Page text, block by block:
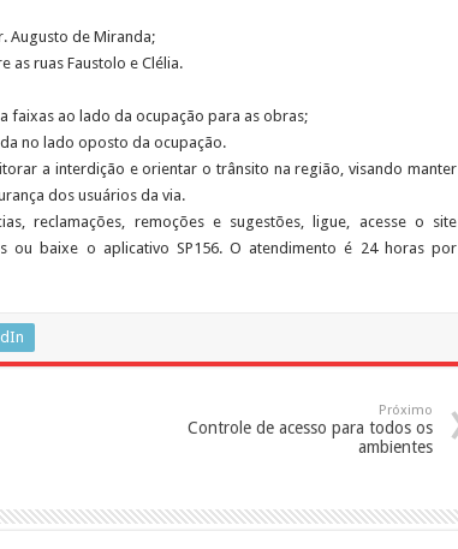
Augusto de Miranda;
as ruas Faustolo e Clélia.
faixas ao lado da ocupação para as obras;
no lado oposto da ocupação.
a interdição e orientar o trânsito na região, visando manter
dos usuários da via.
reclamações, remoções e sugestões, ligue, acesse o site
ou baixe o aplicativo SP156. O atendimento é 24 horas por
Próximo
Controle de acesso para todos os
ambientes